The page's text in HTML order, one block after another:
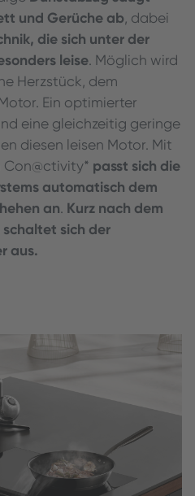
und Gerüche ab, dabei
die sich unter der
leise. Möglich wird
Herzstück, dem
Ein optimierter
eine gleichzeitig geringe
diesen leisen Motor. Mit
passt sich die
automatisch dem
an. Kurz nach dem
schaltet sich der
aus.